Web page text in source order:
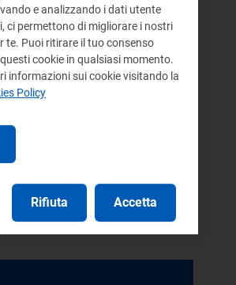
R/eel
e analizzando i dati utente
ci permettono di migliorare i nostri
te. Puoi ritirare il tuo consenso
cookie in qualsiasi momento.
informazioni sui cookie visitando la
Policy
Rifiuta Accetta